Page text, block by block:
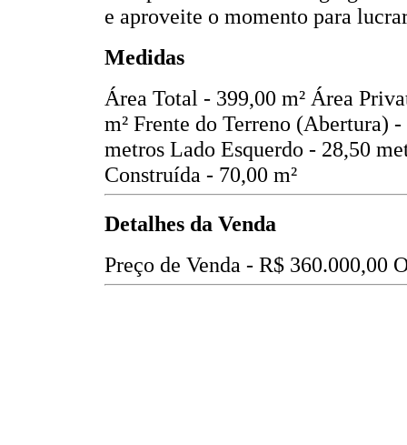
e aproveite o momento para
Medidas
Área Total - 399,00 m² Área
m² Frente do Terreno (Abertura)
metros Lado Esquerdo - 28,50
Construída - 70,00 m²
Detalhes da Venda
Preço de Venda - R$ 360.000,00